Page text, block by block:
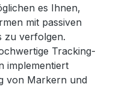
es Ihnen,
mit passiven
zu verfolgen.
Tracking-
implementiert
von Markern und